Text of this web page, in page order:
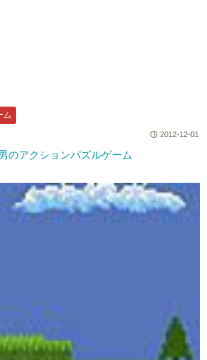
ム
2012-12-01
のアクションパズルゲーム